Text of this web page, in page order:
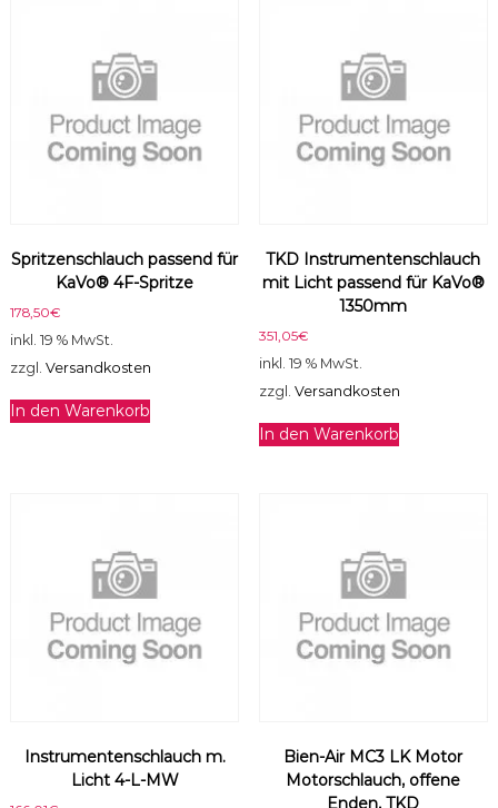
Spritzenschlauch passend für
KaVo® 4F-Spritze
178,50€
inkl. 19 % MwSt.
zzgl. Versandkosten
In den Warenkorb
TKD Instrumentenschlauch
mit Licht passend für KaVo®
1350mm
351,05€
inkl. 19 % MwSt.
zzgl. Versandkosten
In den Warenkorb
Instrumentenschlauch m.
Licht 4-L-MW
Bien-Air MC3 LK Motor
Motorschlauch, offene
Enden, TKD